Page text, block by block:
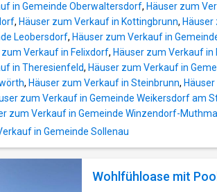
genügend Platz zum
Wohlfühlen.Diese
in
ausreichend Platz für die
verfügt über eine
Schlafzimmer, 1
1 Technikraum,
Terrasse, 2 Kfz-
mittels moderner Luft-
Fußbodenheizung. Eine
in Gemeinde Oberwaltersdorf, Häuser zum
, Häuser zum Verkauf in Kottingbrunn,
Leobersdorf, Häuser zum Verkauf in
zum Verkauf in Felixdorf, Häuser zum Verkauf in
in Theresienfeld, Häuser zum Verkauf in
, Häuser zum Verkauf in Steinbrunn,
zum Verkauf in Gemeinde Weikersdorf am
zum Verkauf in Gemeinde Winzendorf-
in Gemeinde Sollenau
Wohlfühloase mit Pool